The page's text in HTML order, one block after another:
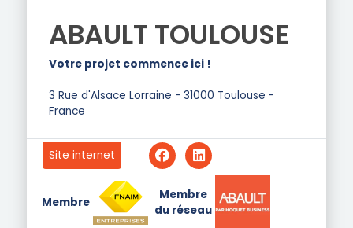
ABAULT TOULOUSE
Votre projet commence ici !
3 Rue d'Alsace Lorraine - 31000 Toulouse -
France
Site internet
Membre
Membre
du réseau